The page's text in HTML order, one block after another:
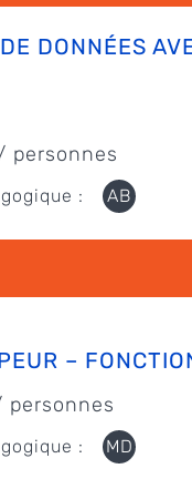
DONNÉES
personnes
: AB
–
personnes
: MD